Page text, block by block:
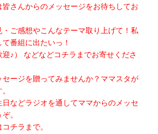
さんからのメッセージをお待ちしてお
ご感想やこんなテーマ取り上げて！私
番組に出たいっ！
迎♪） などなどコチラまでお寄せくださ
セージを贈ってみませんか？ママスタが
などラジオを通してママからのメッセ
。
チラまで。